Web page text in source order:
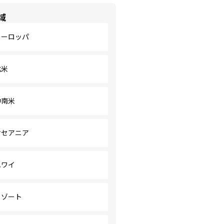
ロッパ
米
アニア
イ
ート